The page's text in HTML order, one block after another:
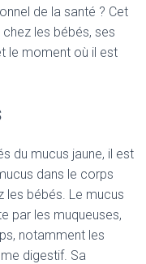
de la santé ? Cet
les bébés, ses
le moment où il est
du mucus jaune, il est
dans le corps
les bébés. Le mucus
par les muqueuses,
notamment les
digestif. Sa